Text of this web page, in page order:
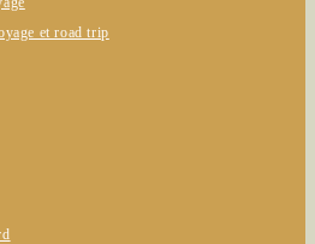
et road trip